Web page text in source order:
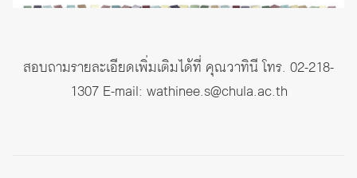
สอบถามรายละเอียดเพิ่มเติมได้ที่ คุณวาทินี โทร. 02-218-
1307 E-mail: wathinee.s@chula.ac.th